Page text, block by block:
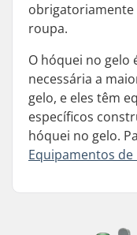
obrigatoriamente
roupa.
O hóquei no gelo
necessária a
gelo, e eles têm
específicos
hóquei no gelo.
Equipamentos